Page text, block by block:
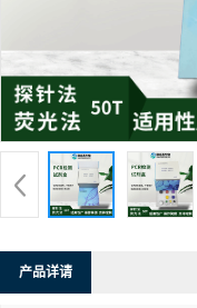
产品详请